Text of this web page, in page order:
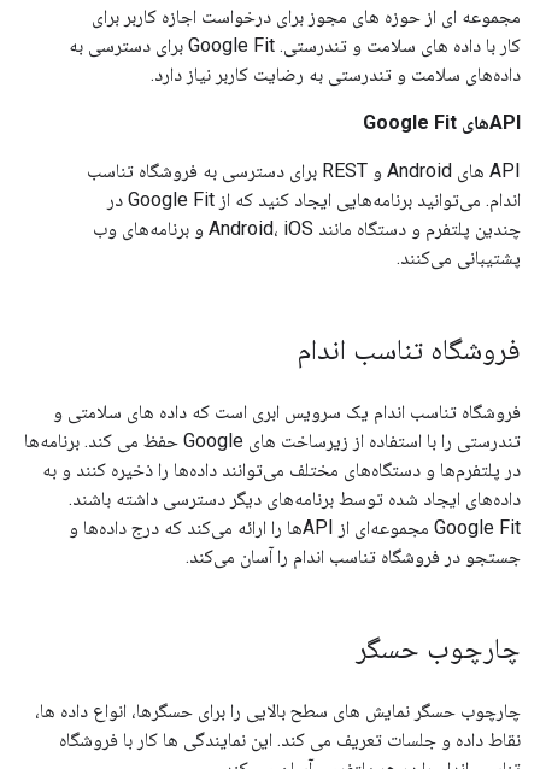
مجموعه ای از حوزه های مجوز برای درخواست اجازه کاربر برای
کار با داده های سلامت و تندرستی. Google Fit برای دسترسی به
داده‌های سلامت و تندرستی به رضایت کاربر نیاز دارد.
APIهای Google Fit
API های Android و REST برای دسترسی به فروشگاه تناسب
اندام. می‌توانید برنامه‌هایی ایجاد کنید که از Google Fit در
چندین پلتفرم و دستگاه مانند Android، iOS و برنامه‌های وب
پشتیبانی می‌کنند.
فروشگاه تناسب اندام
فروشگاه تناسب اندام یک سرویس ابری است که داده های سلامتی و
تندرستی را با استفاده از زیرساخت های Google حفظ می کند. برنامه‌ها
در پلتفرم‌ها و دستگاه‌های مختلف می‌توانند داده‌ها را ذخیره کنند و به
داده‌های ایجاد شده توسط برنامه‌های دیگر دسترسی داشته باشند.
Google Fit مجموعه‌ای از APIها را ارائه می‌کند که درج داده‌ها و
جستجو در فروشگاه تناسب اندام را آسان می‌کند.
چارچوب حسگر
چارچوب حسگر نمایش های سطح بالایی را برای حسگرها، انواع داده ها،
نقاط داده و جلسات تعریف می کند. این نمایندگی ها کار با فروشگاه